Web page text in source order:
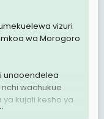
vizuri
wa Morogoro
unaoendelea
wachukue
kujali kesho ya